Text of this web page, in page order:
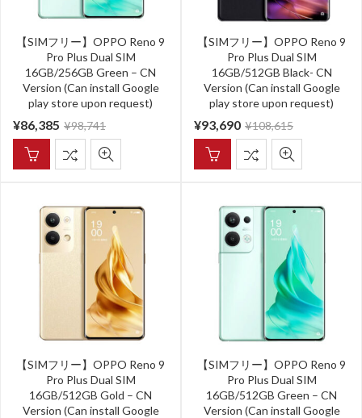
【SIMフリー】OPPO Reno 9
Pro Plus Dual SIM
16GB/256GB Green – CN
Version (Can install Google
play store upon request)
¥86,385 ¥98,741
【SIMフリー】OPPO Reno 9
Pro Plus Dual SIM
16GB/512GB Black- CN
Version (Can install Google
play store upon request)
¥93,690 ¥108,615
【SIMフリー】OPPO Reno 9
Pro Plus Dual SIM
16GB/512GB Gold – CN
Version (Can install Google
【SIMフリー】OPPO Reno 9
Pro Plus Dual SIM
16GB/512GB Green – CN
Version (Can install Google